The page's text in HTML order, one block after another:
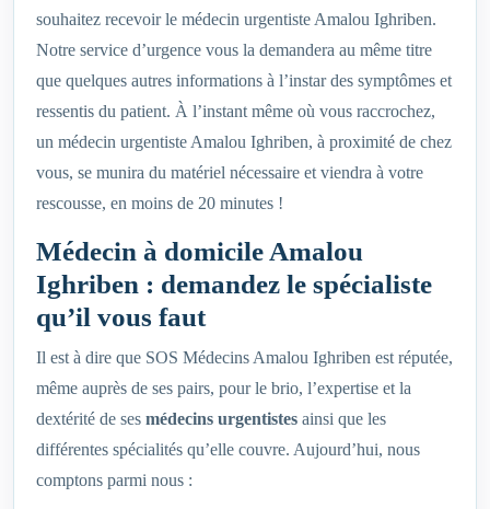
souhaitez recevoir le médecin urgentiste Amalou Ighriben.
Notre service d’urgence vous la demandera au même titre
que quelques autres informations à l’instar des symptômes et
ressentis du patient. À l’instant même où vous raccrochez,
un médecin urgentiste Amalou Ighriben, à proximité de chez
vous, se munira du matériel nécessaire et viendra à votre
rescousse, en moins de 20 minutes !
Médecin à domicile Amalou
Ighriben : demandez le spécialiste
qu’il vous faut
Il est à dire que SOS Médecins Amalou Ighriben est réputée,
même auprès de ses pairs, pour le brio, l’expertise et la
dextérité de ses médecins urgentistes ainsi que les
différentes spécialités qu’elle couvre. Aujourd’hui, nous
comptons parmi nous :